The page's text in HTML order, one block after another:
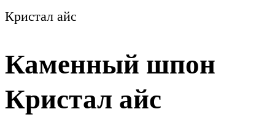
Кристал айс
Каменный шпон
Кристал айс